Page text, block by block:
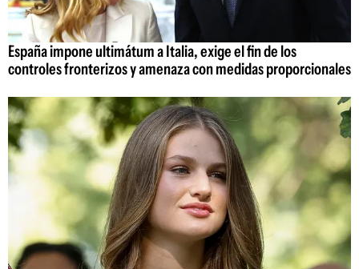
España impone ultimátum a Italia, exige el fin de los
controles fronterizos y amenaza con medidas proporcionales